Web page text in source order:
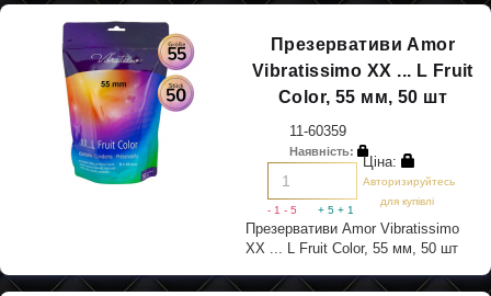
Презервативи Amor
Vibratissimo XX ... L Fruit
Color, 55 мм, 50 шт
11-60359
Наявність:
+ 1
- 1 - 5 + 5
Ціна:
Авторизируйтесь
для купівлі
Презервативи Amor Vibratissimo
XX ... L Fruit Color, 55 мм, 50 шт